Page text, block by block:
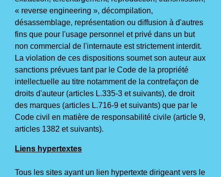
« reverse engineering », décompilation,
désassemblage, représentation ou diffusion à d'autres
fins que pour l'usage personnel et privé dans un but
non commercial de l'internaute est strictement interdit.
La violation de ces dispositions soumet son auteur aux
sanctions prévues tant par le Code de la propriété
intellectuelle au titre notamment de la contrefaçon de
droits d'auteur (articles L.335-3 et suivants), de droit
des marques (articles L.716-9 et suivants) que par le
Code civil en matière de responsabilité civile (article 9,
articles 1382 et suivants).
Liens hypertextes
Tous les sites ayant un lien hypertexte dirigeant vers le